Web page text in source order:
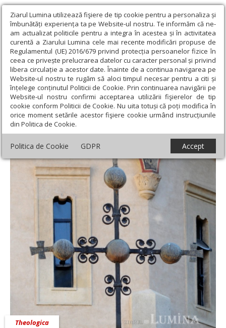
Ziarul Lumina utilizează fişiere de tip cookie pentru a personaliza și
îmbunătăți experiența ta pe Website-ul nostru. Te informăm că ne-
am actualizat politicile pentru a integra în acestea și în activitatea
curentă a Ziarului Lumina cele mai recente modificări propuse de
Regulamentul (UE) 2016/679 privind protecția persoanelor fizice în
ceea ce privește prelucrarea datelor cu caracter personal și privind
libera circulație a acestor date. Înainte de a continua navigarea pe
Website-ul nostru te rugăm să aloci timpul necesar pentru a citi și
înțelege conținutul Politicii de Cookie. Prin continuarea navigării pe
Website-ul nostru confirmi acceptarea utilizării fişierelor de tip
cookie conform Politicii de Cookie. Nu uita totuși că poți modifica în
orice moment setările acestor fişiere cookie urmând instrucțiunile
din Politica de Cookie.
Politica de Cookie GDPR Accept
Ziarul Lumina › Teologie și spiritualitate › Theologica › Sfântul și
Marele Post, zeciuiala pe care o dăm lui Dumnezeu
Sfântul și Marele Post, zeciuiala pe care o
dăm lui Dumnezeu
Theologica